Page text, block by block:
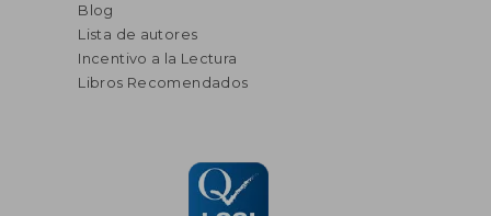
Blog
Lista de autores
Incentivo a la Lectura
Libros Recomendados